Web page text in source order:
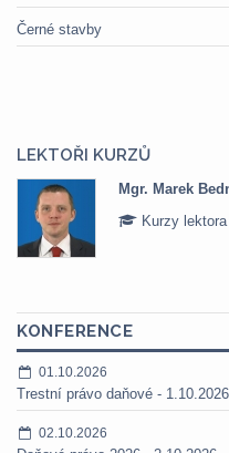
Černé stavby
LEKTOŘI KURZŮ
Mgr. Marek
Kurzy lektora
KONFERENCE
01.10.2026
Trestní právo daňové - 1.10.2026
02.10.2026